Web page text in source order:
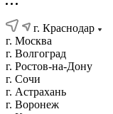
г. Краснодар
г. Москва
г. Волгоград
г. Ростов-на-Дону
г. Сочи
г. Астрахань
г. Воронеж